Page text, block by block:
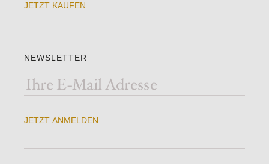
JETZT KAUFEN
NEWSLETTER
JETZT ANMELDEN